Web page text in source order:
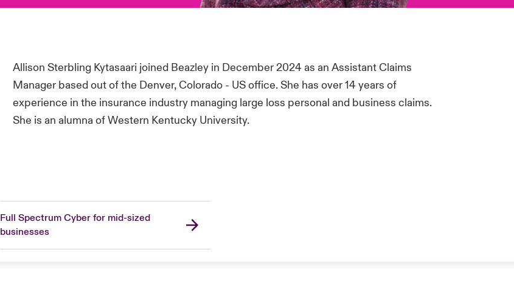
Allison Sterbling Kytasaari joined Beazley in December 2024 as an Assistant Claims
Manager based out of the Denver, Colorado - US office. She has over 14 years of
experience in the insurance industry managing large loss personal and business claims.
She is an alumna of Western Kentucky University.
Full Spectrum Cyber for mid-sized
businesses